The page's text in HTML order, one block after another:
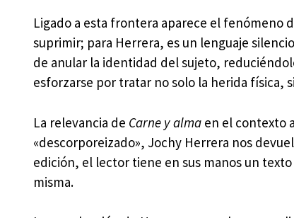
Ligado a esta frontera aparece el fenómeno
suprimir; para Herrera, es un lenguaje
de anular la identidad del sujeto,
esforzarse por tratar no solo la herida física,
La relevancia de Carne y almaen el contexto
«descorporeizado», Jochy Herrera nos
edición, el lector tiene en sus manos un
misma.